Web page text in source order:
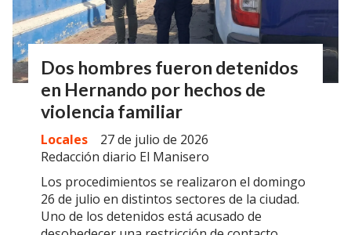
Dos hombres fueron detenidos
en Hernando por hechos de
violencia familiar
Redacción diario El Manisero
Locales 27 de julio de 2026
Los procedimientos se realizaron el domingo
26 de julio en distintos sectores de la ciudad.
Uno de los detenidos está acusado de